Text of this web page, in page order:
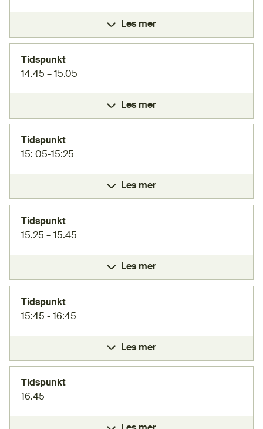
Les mer
Tidspunkt
14.45 – 15.05
Les mer
Tidspunkt
15: 05-15:25
Les mer
Tidspunkt
15.25 – 15.45
Les mer
Tidspunkt
15:45 - 16:45
Les mer
Tidspunkt
16.45